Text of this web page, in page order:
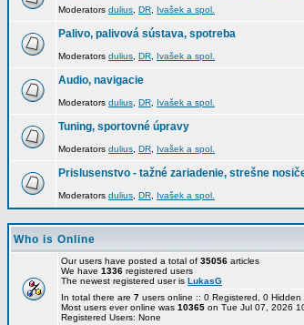
Moderators dulius DR Ivašek a spol.
Palivo, palivová sústava, spotreba
Moderators dulius DR Ivašek a spol.
Audio, navigacie
Moderators dulius DR Ivašek a spol.
Tuning, sportovné úpravy
Moderators dulius DR Ivašek a spol.
Prislusenstvo - tažné zariadenie, strešne
Moderators dulius DR Ivašek a spol.
Who is Online
Our users have posted a total of 35056 articles
We have 1336 registered users
The newest registered user is LukasG
In total there are 7 users online :: 0 Registered, 0
Most users ever online was 10365 on Tue Jul 07, 2026
Registered Users: None